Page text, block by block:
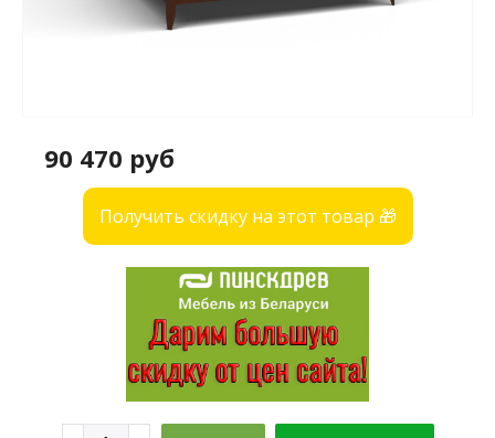
90 470 руб
Получить скидку на этот товар 🎁